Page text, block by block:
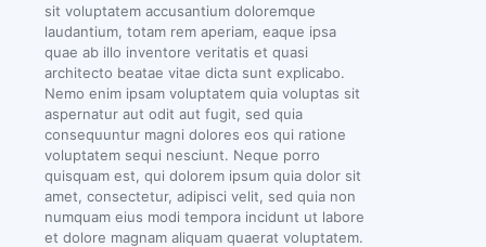
sit voluptatem accusantium doloremque
laudantium, totam rem aperiam, eaque ipsa
quae ab illo inventore veritatis et quasi
architecto beatae vitae dicta sunt explicabo.
Nemo enim ipsam voluptatem quia voluptas sit
aspernatur aut odit aut fugit, sed quia
consequuntur magni dolores eos qui ratione
voluptatem sequi nesciunt. Neque porro
quisquam est, qui dolorem ipsum quia dolor sit
amet, consectetur, adipisci velit, sed quia non
numquam eius modi tempora incidunt ut labore
et dolore magnam aliquam quaerat voluptatem.